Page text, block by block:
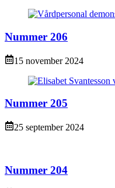
Nummer 206
15 november 2024
Nummer 205
25 september 2024
Nummer 204